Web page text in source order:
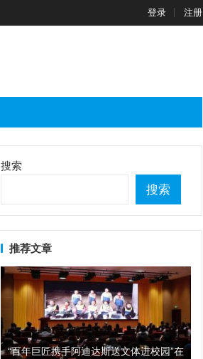
登录 注册
搜索
搜索
推荐文章
“百年巨匠携手阿迪达斯送文体进校园”在